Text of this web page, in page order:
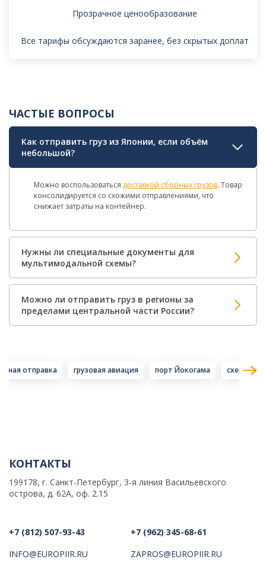
Прозрачное ценообразование
Все тарифы обсуждаются заранее, без скрытых доплат
ЧАСТЫЕ ВОПРОСЫ
Как отправить груз из Японии, если объём
небольшой?
Можно воспользоваться доставкой сборных грузов. Товар
консолидируется со схожими отправлениями, что
снижает затраты на контейнер.
Нужны ли специальные документы для
мультимодальной схемы?
Можно ли отправить груз в регионы за
пределами центральной части России?
отправка грузовая авиация порт Йокогама схема
КОНТАКТЫ
199178, г. Санкт-Петербург, 3-я линия Васильевского
острова, д. 62А, оф. 2.15
+7 (812) 507-93-43
INFO@EUROPIIR.RU
+7 (962) 345-68-61
ZAPROS@EUROPIIR.RU